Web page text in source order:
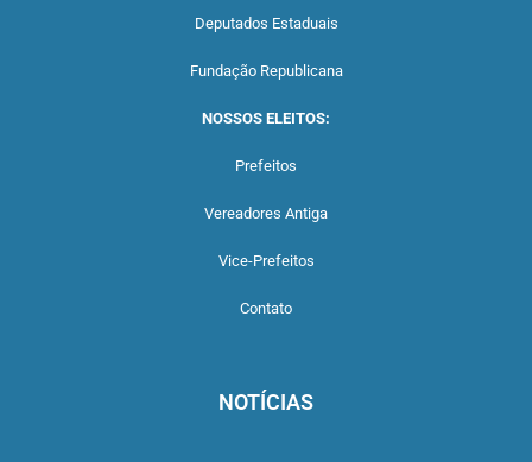
Deputados Estaduais
Fundação Republicana
NOSSOS ELEITOS:
Prefeitos
Vereadores Antiga
Vice-Prefeitos
Contato
NOTÍCIAS